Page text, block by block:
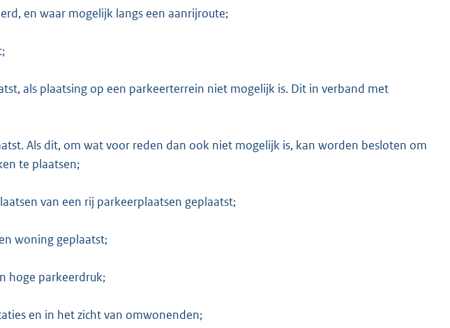
en waar mogelijk langs een aanrijroute;
als plaatsing op een parkeerterrein niet mogelijk is. Dit in verband met
Als dit, om wat voor reden dan ook niet mogelijk is, kan worden besloten om
te plaatsen;
van een rij parkeerplaatsen geplaatst;
woning geplaatst;
hoge parkeerdruk;
en in het zicht van omwonenden;